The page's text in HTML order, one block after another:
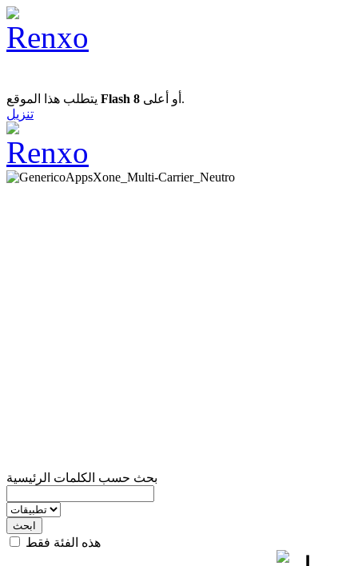
Flash 8
أو أعلى.
تنزيل
بحث حسب الكلمات الرئيسية
هذه الفئة فقط